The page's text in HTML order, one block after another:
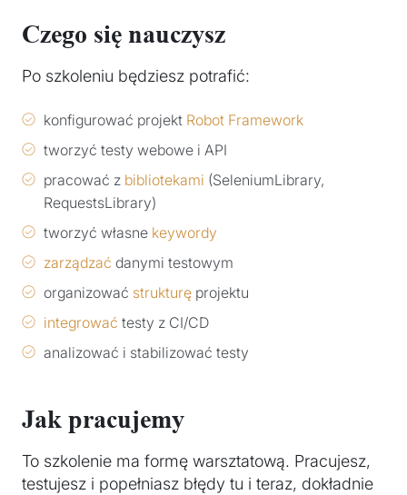
Czego się nauczysz
Po szkoleniu będziesz potrafić:
konfigurować projekt Robot Framework
tworzyć testy webowe i API
pracować z bibliotekami (SeleniumLibrary,
RequestsLibrary)
tworzyć własne keywordy
zarządzać danymi testowym
organizować strukturę projektu
integrować testy z CI/CD
analizować i stabilizować testy
Jak pracujemy
To szkolenie ma formę warsztatową. Pracujesz,
testujesz i popełniasz błędy tu i teraz, dokładnie